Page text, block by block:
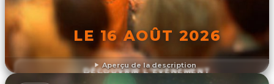
Aperçu de la description
LE 16 AOÛT 2026
DÉCOUVRIR L'ÉVÉNEMENT